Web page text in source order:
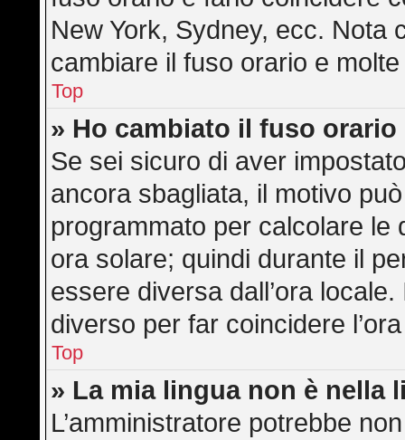
New York, Sydney, ecc. Nota
cambiare il fuso orario e
Top
» Ho cambiato il fuso orario
Se sei sicuro di aver
ancora sbagliata, il motivo
programmato per calcolare le
ora solare; quindi durante il
essere diversa dall’ora
diverso per far coincidere
Top
» La mia lingua non è nella
L’amministratore potrebbe